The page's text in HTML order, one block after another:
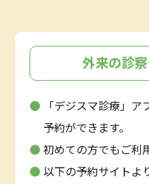
外来の診
「デジスマ診療」
予約ができます。
初めての方でもご利
以下の予約サイトよ